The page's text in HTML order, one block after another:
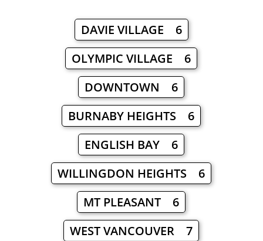
DAVIE VILLAGE 6
OLYMPIC VILLAGE 6
DOWNTOWN 6
BURNABY HEIGHTS 6
ENGLISH BAY 6
WILLINGDON HEIGHTS 6
MT PLEASANT 6
WEST VANCOUVER 7